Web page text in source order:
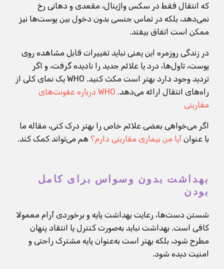
که انتقال فقط در سکس واژینال، مقعدی و دهانی رخ
نمی‌دهد، بلکه در تماس جنسی بدون دخول بین پوست‌ها نیز
ممکن است اتفاق بیفتد.
در زندگی روزمره این یعنی نباید تغییرات قابل مشاهده روی
پوست، تاول‌ها، درد یا علائم جدید را نادیده گرفت، و اگر
تردید وجود دارد بهتر است مکث کنید. WHO یک نمای کلی از
راه‌های انتقال ارائه می‌دهد.
WHO درباره عفونت‌های
مقاربتی
اگر می‌خواهی بعضی علائم خاص را بهتر درک کنی، مقاله ما
با عنوان آیا من بیماری مقاربتی دارم؟ هم می‌تواند کمک کند.
بهداشت بدون وسواس برای کامل
بودن
شستن دست‌ها، رعایت بهداشت پایه و برخوردی آرام معمولا
کافی است. بهداشت نباید به‌صورت کنترل یا انتقاد پنهان
مطرح شود، بلکه بهتر است به‌عنوان پایه مشترک راحتی و
امنیت دیده شود.